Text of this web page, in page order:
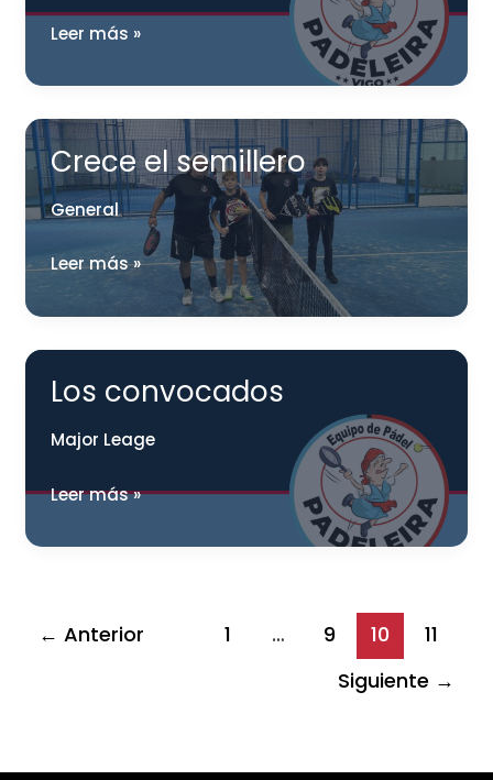
Donde
capitán
no
manda
Marino
Leer más »
Crece el semillero
General
Crece
el
semillero
Leer más »
Los convocados
Major Leage
Los
Leer más »
← Anterior 1 … 9 10
11
Siguiente →